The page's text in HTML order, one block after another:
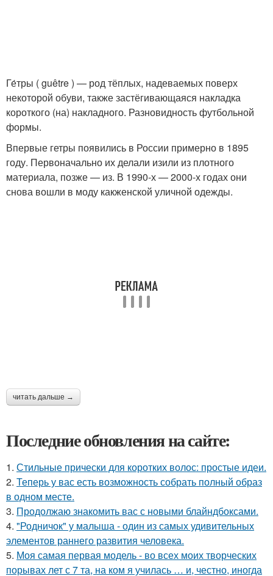
Ге́тры ( guêtre ) — род тёплых, надеваемых поверх
некоторой обуви, также застёгивающаяся накладка
короткого (на) накладного. Разновидность футбольной
формы.
Впервые гетры появились в России примерно в 1895
году. Первоначально их делали изили из плотного
материала, позже — из. В 1990-х — 2000-х годах они
снова вошли в моду какженской уличной одежды.
читать дальше →
Последние обновления на сайте:
1. Стильные прически для коротких волос: простые идеи.
2. Теперь у вас есть возможность собрать полный образ
в одном месте.
3. Продолжаю знакомить вас с новыми блайндбоксами.
4. "Родничок" у малыша - один из самых удивительных
элементов раннего развития человека.
5. Моя самая первая модель - во всех моих творческих
порывах лет с 7 та, на ком я училась … и, честно, иногда